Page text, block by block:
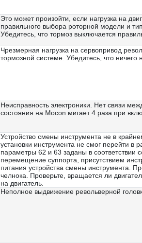
Это может произойти, если нагрузка на
правильного выбора роторной модели и
Убедитесь, что тормоз выключается
Чрезмерная нагрузка на сервопривод
тормозной системе. Убедитесь, что ничего
Неисправность электроники. Нет связи
состояния на Mocon мигает 4 раза при
Устройство смены инструмента не в
установки инструмента не смог перейти
параметры 62 и 63 заданы в соответствии
перемещение суппорта, присутствием
питания устройства смены инструмента.
челнока. Проверьте, вращается ли
на двигатель.
Неполное выдвижение револьверной